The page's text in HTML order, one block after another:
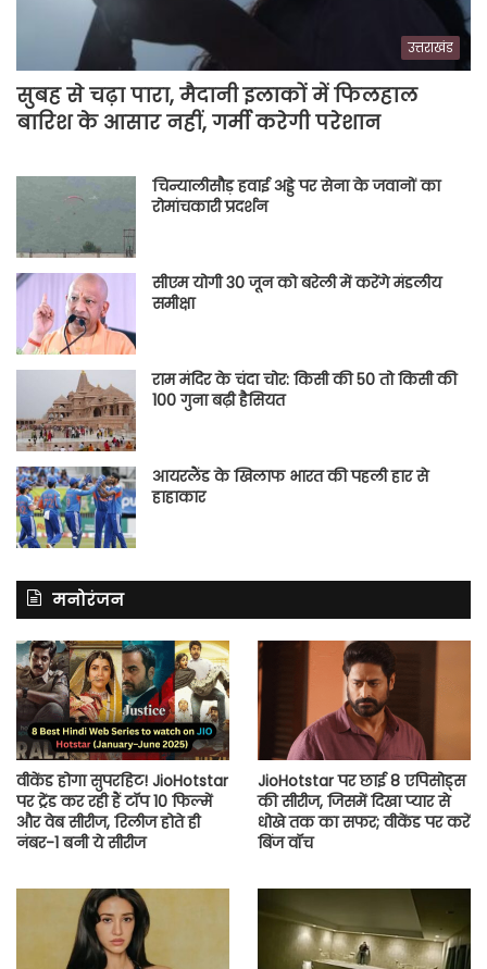
उत्तराखंड
सुबह से चढ़ा पारा, मैदानी इलाकों में फिलहाल
बारिश के आसार नहीं, गर्मी करेगी परेशान
चिन्यालीसौड़ हवाई अड्डे पर सेना के जवानों का
रोमांचकारी प्रदर्शन
सीएम योगी 30 जून को बरेली में करेंगे मंडलीय
समीक्षा
राम मंदिर के चंदा चोर: किसी की 50 तो किसी की
100 गुना बढ़ी हैसियत
आयरलैंड के खिलाफ भारत की पहली हार से
हाहाकार
मनोरंजन
वीकेंड होगा सुपरहिट! JioHotstar
पर ट्रेंड कर रही हैं टॉप 10 फिल्में
और वेब सीरीज, रिलीज होते ही
नंबर-1 बनी ये सीरीज
JioHotstar पर छाई 8 एपिसोड्स
की सीरीज, जिसमें दिखा प्यार से
धोखे तक का सफर; वीकेंड पर करें
बिंज वॉच